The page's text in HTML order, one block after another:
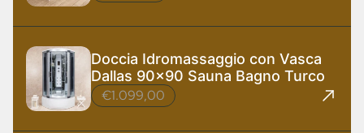
Doccia Idromassaggio con Vasca
Dallas 90x90 Sauna Bagno Turco
€1.099,00